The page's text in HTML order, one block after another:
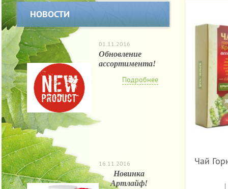
НОВОСТИ
01.11.2016
Обновление
ассортимента!
Подробнее
16.11.2016
Новинка
Артлайф!
Чай